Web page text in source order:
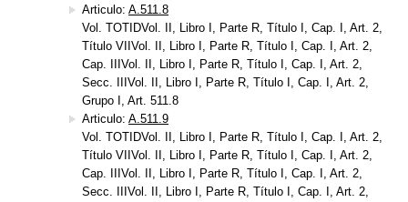
Articulo: A.511.8
Vol. TOTIDVol. II, Libro I, Parte R, Título I, Cap. I, Art. 2,
Título VIIVol. II, Libro I, Parte R, Título I, Cap. I, Art. 2,
Cap. IIIVol. II, Libro I, Parte R, Título I, Cap. I, Art. 2,
Secc. IIIVol. II, Libro I, Parte R, Título I, Cap. I, Art. 2,
Grupo I, Art. 511.8
Articulo: A.511.9
Vol. TOTIDVol. II, Libro I, Parte R, Título I, Cap. I, Art. 2,
Título VIIVol. II, Libro I, Parte R, Título I, Cap. I, Art. 2,
Cap. IIIVol. II, Libro I, Parte R, Título I, Cap. I, Art. 2,
Secc. IIIVol. II, Libro I, Parte R, Título I, Cap. I, Art. 2,